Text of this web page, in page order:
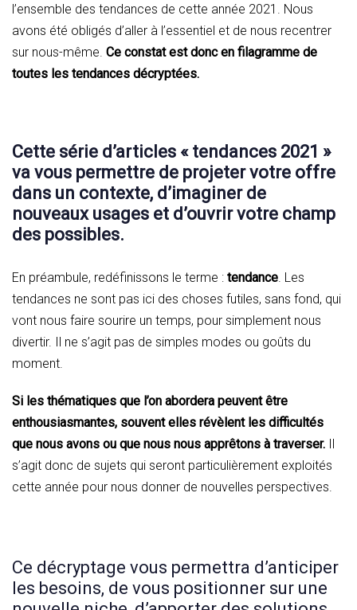
l’ensemble des tendances de cette année 2021. Nous
avons été obligés d’aller à l’essentiel et de nous recentrer
sur nous-même. Ce constat est donc en filagramme de
toutes les tendances décryptées.
Cette série d’articles « tendances 2021 »
va vous permettre de projeter votre offre
dans un contexte, d’imaginer de
nouveaux usages et d’ouvrir votre champ
des possibles.
En préambule, redéfinissons le terme : tendance . Les
tendances ne sont pas ici des choses futiles, sans fond, qui
vont nous faire sourire un temps, pour simplement nous
divertir. Il ne s’agit pas de simples modes ou goûts du
moment.
Si les thématiques que l’on abordera peuvent être
enthousiasmantes, souvent elles révèlent les difficultés
que nous avons ou que nous nous apprêtons à traverser.
s’agit donc de sujets qui seront particulièrement exploités
cette année pour nous donner de nouvelles perspectives.
Ce décryptage vous permettra d’anticiper
les besoins, de vous positionner sur une